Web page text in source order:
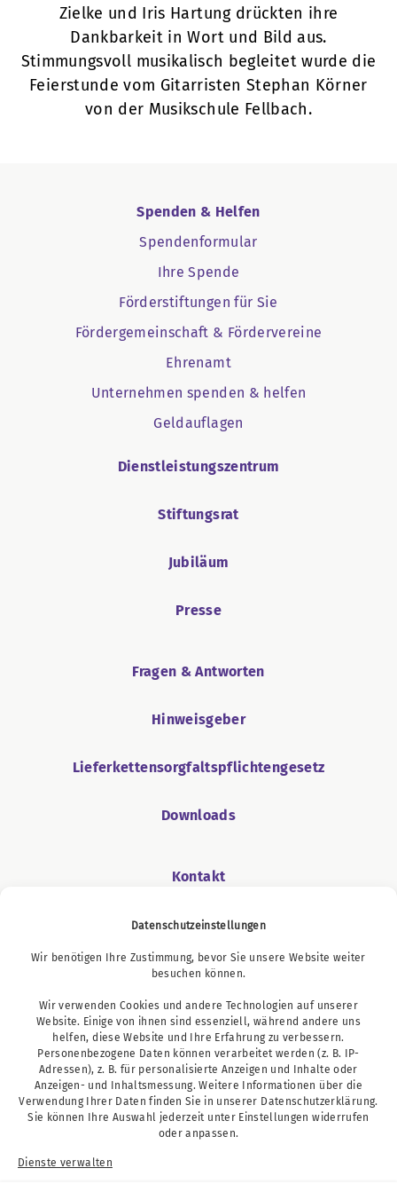
Datenschutzeinstellungen
Wir benötigen Ihre Zustimmung, bevor Sie unsere Website weiter
besuchen können.
Wir verwenden Cookies und andere Technologien auf unserer
Website. Einige von ihnen sind essenziell, während andere uns
helfen, diese Website und Ihre Erfahrung zu verbessern.
Personenbezogene Daten können verarbeitet werden (z. B. IP-
Adressen), z. B. für personalisierte Anzeigen und Inhalte oder
Anzeigen- und Inhaltsmessung. Weitere Informationen über die
Verwendung Ihrer Daten finden Sie in unserer Datenschutzerklärung.
Sie können Ihre Auswahl jederzeit unter Einstellungen widerrufen
oder anpassen.
Dienste verwalten
Zielke und Iris Hartung drückten ihre
Dankbarkeit in Wort und Bild aus.
Stimmungsvoll musikalisch begleitet wurde die
Feierstunde vom Gitarristen Stephan Körner
von der Musikschule Fellbach.
Spenden & Helfen
Spendenformular
Ihre Spende
Förderstiftungen für Sie
Fördergemeinschaft & Fördervereine
Ehrenamt
Unternehmen spenden & helfen
Geldauflagen
Dienstleistungszentrum
Stiftungsrat
Jubiläum
Presse
Fragen & Antworten
Hinweisgeber
Lieferkettensorgfaltspflichtengesetz
Downloads
Kontakt
Podcast